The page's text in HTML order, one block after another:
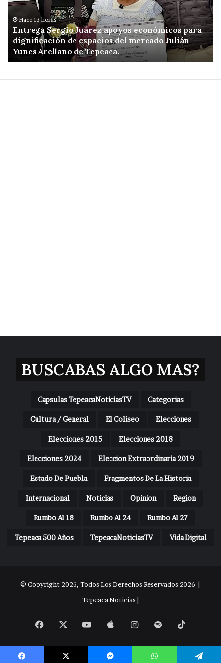
para
dignificación
de
espacios
del
mercado
Julián
Yunes
Hace 13 horas
Entrega Sergio Juárez apoyos económicos para
dignificación de espacios del mercado Julián
Yunes Arellano de Tepeaca.
un
de
en
BUSCABAS ALGO MAS?
Capsulas TepeacaNoticiasTV Categorias
Cultura / General El Coliseo Elecciones
Elecciones 2015 Elecciones 2018
Elecciones 2024 Eleccion Extraordinaria 2019
Estado De Puebla Fragmentos De La Historia
Internacional Noticias Opinion Region
Rumbo Al 18 Rumbo Al 24 Rumbo Al 27
Tepeaca 500 Años TepeacaNoticiasTV Vida Digital
© Copyright 2026, Todos Los Derechos Reservados 2026 |
Tepeaca Noticias |
Facebook YouTubeAppleInstagram
Spotify